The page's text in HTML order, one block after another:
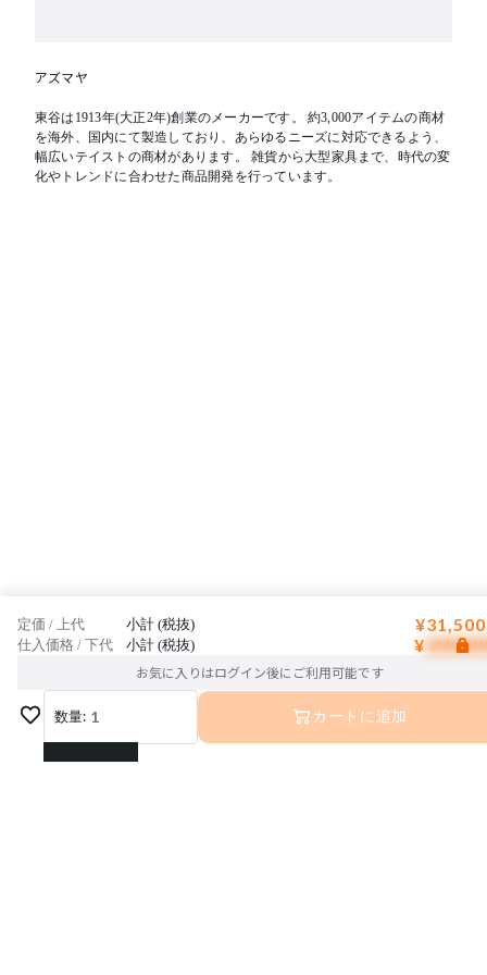
アズマヤ
東谷は1913年(大正2年)創業のメーカーです。 約3,000アイテムの商材
を海外、国内にて製造しており、あらゆるニーズに対応できるよう、
幅広いテイストの商材があります。 雑貨から大型家具まで、時代の変
化やトレンドに合わせた商品開発を行っています。
定価 / 上代 小計 (税抜)
仕入価格 / 下代 小計 (税抜) ¥
お気に入りはログイン後にご利用可能です
数量: 1
1
カートに追加